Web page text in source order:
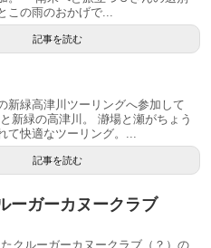
この雨のおかげで...
記事を読む
新緑高津川ツーリングへ参加して
新緑の高津川。 瀞場と瀬がちょう
て快適なツーリング。...
記事を読む
ーガーカヌークラブ
クルーガーカヌークラブ（？）の